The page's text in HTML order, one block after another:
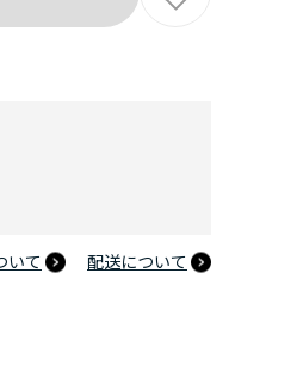
いて 配送について